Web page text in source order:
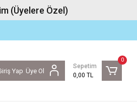
(Üyelere Özel)
Yap Üye Ol
0
Sepetim
0,00 TL